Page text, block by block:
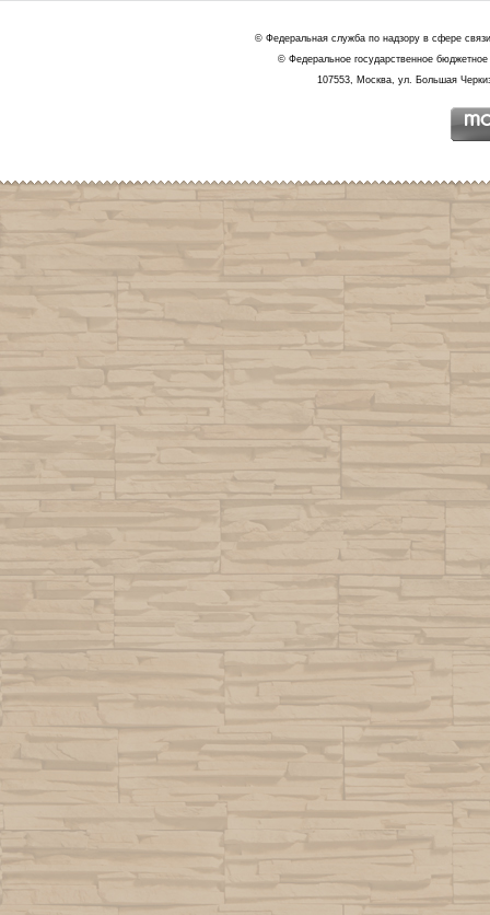
© Федеральная служба по надзору в сфере
© Федеральное государственное
107553, Москва, ул. Большая